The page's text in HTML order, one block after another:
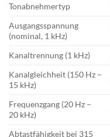
Tonabnehmertyp
Ausgangsspannung
(nominal, 1 kHz)
Kanaltrennung (1 kHz)
Kanalgleichheit (150 Hz –
15 kHz)
Frequenzgang (20 Hz –
20 kHz)
Abtastfähigkeit bei 315